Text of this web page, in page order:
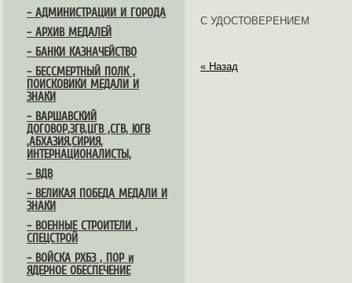
– АДМИНИСТРАЦИИ И ГОРОДА
– АРХИВ МЕДАЛЕЙ
– БАНКИ КАЗНАЧЕЙСТВО
– БЕССМЕРТНЫЙ ПОЛК ,
ПОИСКОВИКИ МЕДАЛИ И
ЗНАКИ
– ВАРШАВСКИЙ
ДОГОВОР,ЗГВ,ЦГВ ,СГВ, ЮГВ
,АБХАЗИЯ,СИРИЯ,
ИНТЕРНАЦИОНАЛИСТЫ,
– ВДВ
– ВЕЛИКАЯ ПОБЕДА МЕДАЛИ И
ЗНАКИ
– ВОЕННЫЕ СТРОИТЕЛИ ,
СПЕЦСТРОЙ
– ВОЙСКА РХБЗ , ПОР и
ЯДЕРНОЕ ОБЕСПЕЧЕНИЕ
С УДОСТОВЕРЕНИЕМ
« Назад